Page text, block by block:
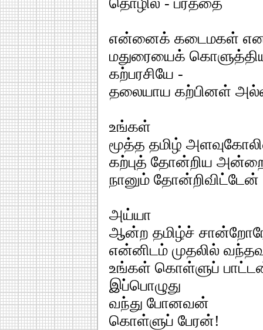
என்னைக் கடைமகள்
மதுரையைக்
கற்பரசியே -
தலையாய கற்பினள்
உங்கள்
மூத்த தமிழ்
கற்புத் தோன்றிய
நானும் தோன்றிவிட்டேன்
அய்யா
ஆன்ற தமிழ்ச்
என்னிடம் முதலில்
உங்கள் கொள்ளுப்
இப்பொழுது
வந்து போனவன்
கொள்ளுப் பேரன்!